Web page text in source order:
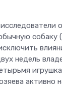
собаку
недель
активно